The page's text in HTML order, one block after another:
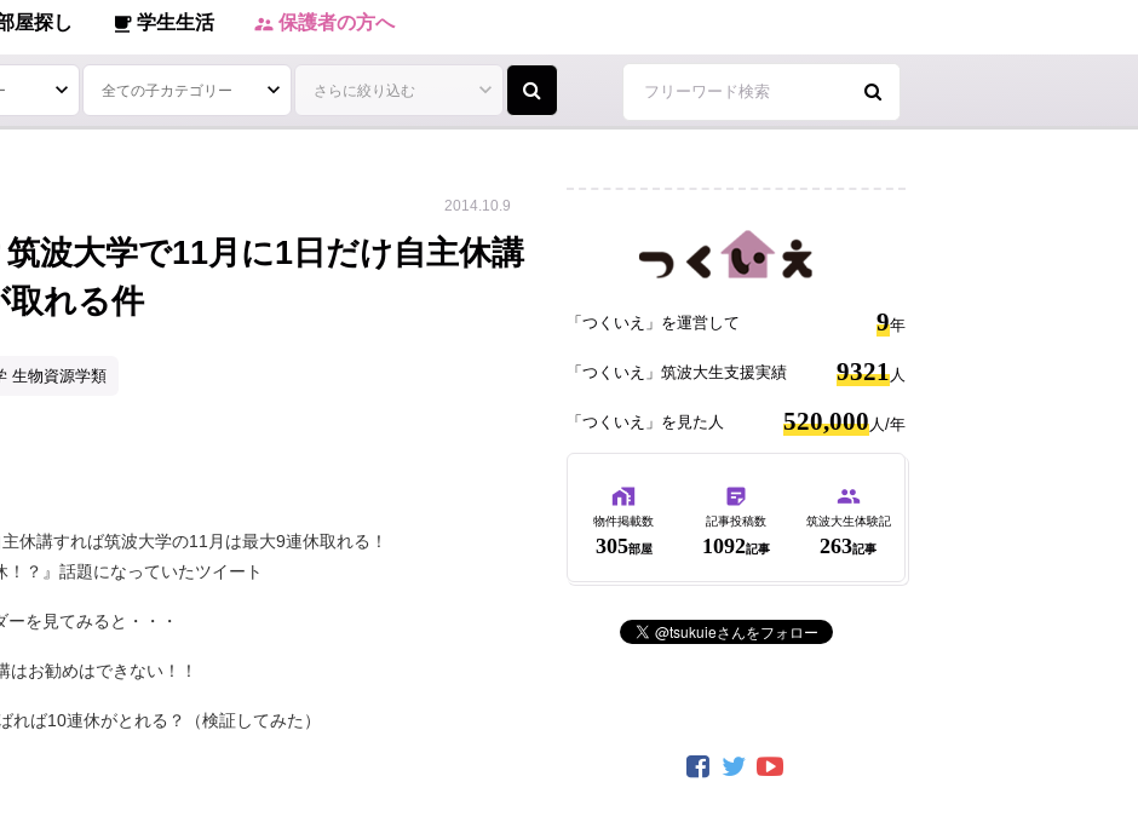
屋探し local_cafe 学生生活 supervisor_account 保護者の方へ
2014.10.9
波大学で11月に1日だけ自主休講
取れる件
生物資源学類
休講すれば筑波大学の11月は最大9連休取れる！
！？』話題になっていたツイート
を見てみると・・・
はお勧めはできない！！
れば10連休がとれる？（検証してみた）
「つくいえ」を運営して 9年
「つくいえ」筑波大生支援実績 9321 人
「つくいえ」を見た人 520,000 人/年
物件掲載数
305部屋
記事投稿数
1092記事
筑波大生体験記
263記事